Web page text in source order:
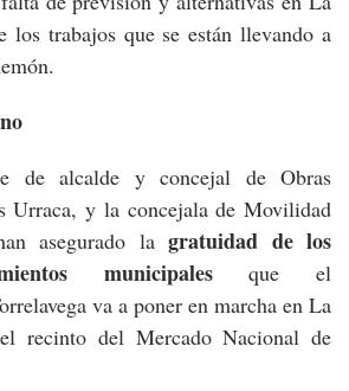
los trabajos que se están llevando a
de alcalde y concejal de Obras
Urraca, y la concejala de Movilidad
asegurado lagratuidad de los
municipalesque el
va a poner en marcha en La
recinto del Mercado Nacional de